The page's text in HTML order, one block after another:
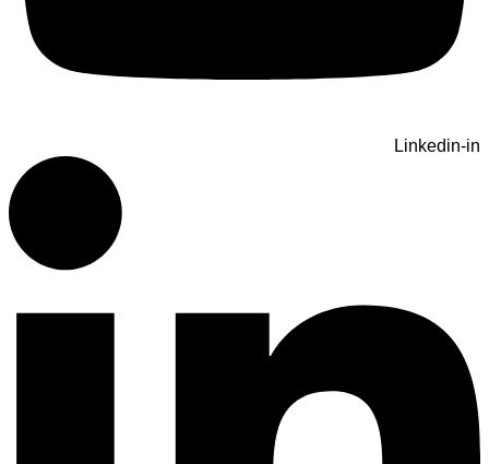
Linkedin-in